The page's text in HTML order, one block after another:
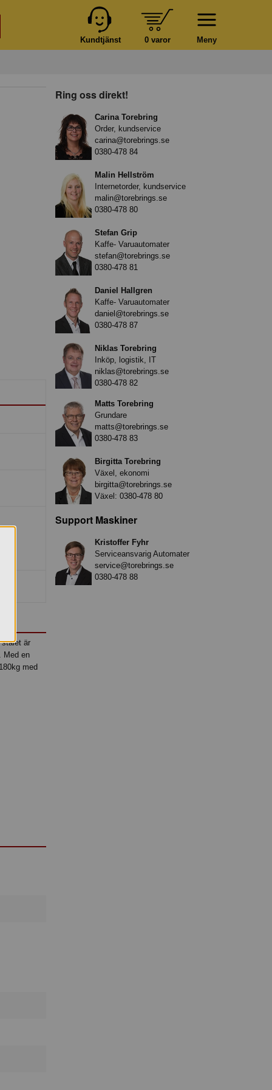
Meny
0 varor
Kundtjänst
stålet är
Med en
med
Ring oss direkt!
Carina Torebring
Order, kundservice
carina@torebrings.se
0380-478 84
Malin Hellström
Internetorder, kundservice
malin@torebrings.se
0380-478 80
Stefan Grip
Kaffe- Varuautomater
stefan@torebrings.se
0380-478 81
Daniel Hallgren
Kaffe- Varuautomater
daniel@torebrings.se
0380-478 87
Niklas Torebring
Inköp, logistik, IT
niklas@torebrings.se
0380-478 82
Matts Torebring
Grundare
matts@torebrings.se
0380-478 83
Birgitta Torebring
Växel, ekonomi
birgitta@torebrings.se
Växel: 0380-478 80
Support Maskiner
Kristoffer Fyhr
Serviceansvarig Automater
service@torebrings.se
0380-478 88